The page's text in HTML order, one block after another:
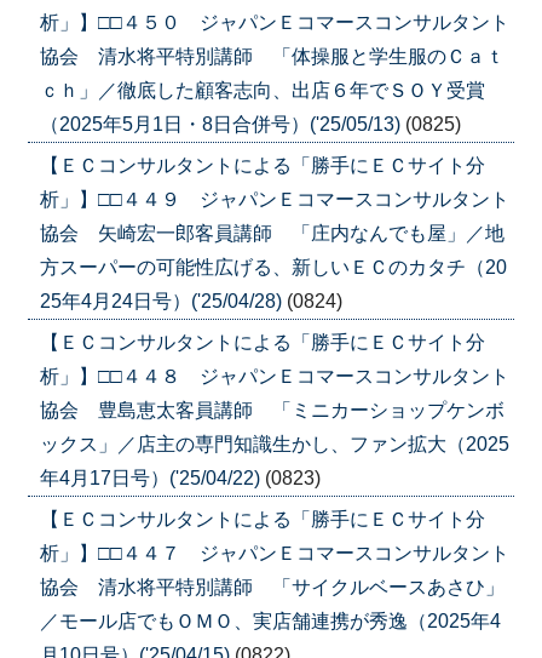
析」】□□４５０ ジャパンＥコマースコンサルタント
協会 清水将平特別講師 「体操服と学生服のＣａｔ
ｃｈ」／徹底した顧客志向、出店６年でＳＯＹ受賞
（2025年5月1日・8日合併号）('25/05/13) (0825)
【ＥＣコンサルタントによる「勝手にＥＣサイト分
析」】□□４４９ ジャパンＥコマースコンサルタント
協会 矢崎宏一郎客員講師 「庄内なんでも屋」／地
方スーパーの可能性広げる、新しいＥＣのカタチ（20
25年4月24日号）('25/04/28) (0824)
【ＥＣコンサルタントによる「勝手にＥＣサイト分
析」】□□４４８ ジャパンＥコマースコンサルタント
協会 豊島恵太客員講師 「ミニカーショップケンボ
ックス」／店主の専門知識生かし、ファン拡大（2025
年4月17日号）('25/04/22) (0823)
【ＥＣコンサルタントによる「勝手にＥＣサイト分
析」】□□４４７ ジャパンＥコマースコンサルタント
協会 清水将平特別講師 「サイクルベースあさひ」
／モール店でもＯＭＯ、実店舗連携が秀逸（2025年4